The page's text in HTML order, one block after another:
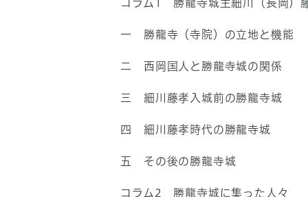
コラム1 勝龍寺城主細川（長岡）
一 勝龍寺（寺院）の立地と機能
二 西岡国人と勝龍寺城の関係
三 細川藤孝入城前の勝龍寺城
四 細川藤孝時代の勝龍寺城
五 その後の勝龍寺城
コラム2 勝龍寺城に集った人々